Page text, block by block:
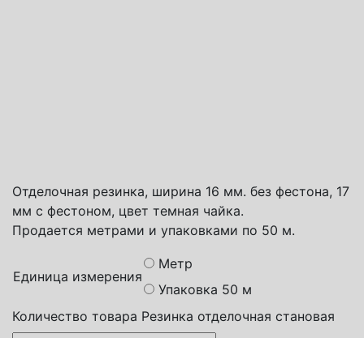
Отделочная резинка, ширина 16 мм. без фестона, 17
мм с фестоном, цвет темная чайка.
Продается метрами и упаковками по 50 м.
Единица измерения
Метр
Упаковка 50 м
Количество товара Резинка отделочная становая